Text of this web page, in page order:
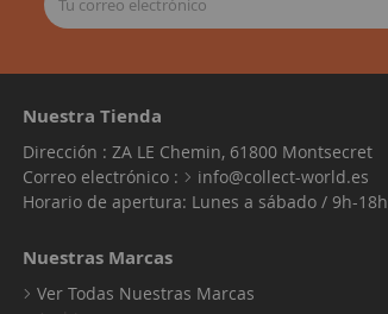
Nuestra Tienda
Dirección : ZA LE Chemin, 61800 Montsecret
Correo electrónico :
info@collect-world.es
Horario de apertura: Lunes a sábado / 9h-18h
Nuestras Marcas
Ver Todas Nuestras Marcas